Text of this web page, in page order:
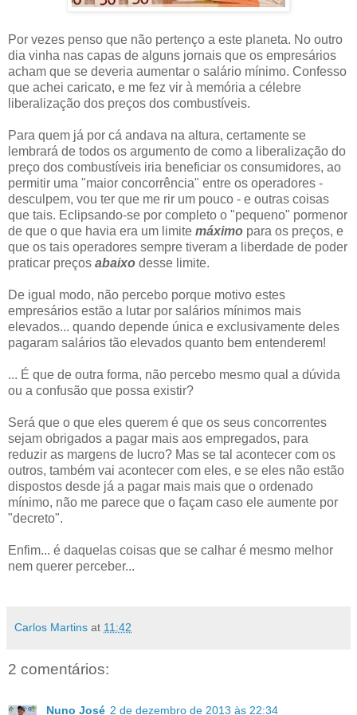
Por vezes penso que não pertenço a este planeta. No outro
dia vinha nas capas de alguns jornais que os empresários
acham que se deveria aumentar o salário mínimo. Confesso
que achei caricato, e me fez vir à memória a célebre
liberalização dos preços dos combustíveis.
Para quem já por cá andava na altura, certamente se
lembrará de todos os argumento de como a liberalização do
preço dos combustíveis iria beneficiar os consumidores, ao
permitir uma "maior concorrência" entre os operadores -
desculpem, vou ter que me rir um pouco - e outras coisas
que tais. Eclipsando-se por completo o "pequeno" pormenor
de que o que havia era um limite máximo para os preços, e
que os tais operadores sempre tiveram a liberdade de poder
praticar preços abaixo desse limite.
De igual modo, não percebo porque motivo estes
empresários estão a lutar por salários mínimos mais
elevados... quando depende única e exclusivamente deles
pagaram salários tão elevados quanto bem entenderem!
... É que de outra forma, não percebo mesmo qual a dúvida
ou a confusão que possa existir?
Será que o que eles querem é que os seus concorrentes
sejam obrigados a pagar mais aos empregados, para
reduzir as margens de lucro? Mas se tal acontecer com os
outros, também vai acontecer com eles, e se eles não estão
dispostos desde já a pagar mais mais que o ordenado
mínimo, não me parece que o façam caso ele aumente por
"decreto".
Enfim... é daquelas coisas que se calhar é mesmo melhor
nem querer perceber...
Carlos Martins at 11:42
2 comentários:
Nuno José 2 de dezembro de 2013 às 22:34